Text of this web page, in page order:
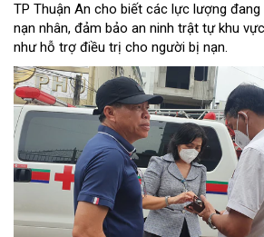
TP Thuận An cho biết các lực lượng
nạn nhân, đảm bảo an ninh trật tự khu
như hỗ trợ điều trị cho người bị nạn.